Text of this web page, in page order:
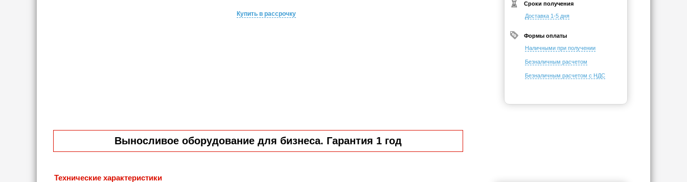
Купить в рассрочку
Сроки получения
Доставка 1-5 дня
Формы оплаты
Наличными при получении
Безналичным расчетом
Безналичным расчетом с НДС
Выносливое оборудование для бизнеса. Гарантия 1 год
Технические характеристики